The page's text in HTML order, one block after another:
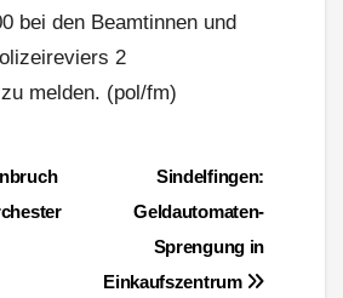
bei den Beamtinnen und
2
melden. (pol/fm)
Sindelfingen:
Geldautomaten-
Sprengung in
Einkaufszentrum